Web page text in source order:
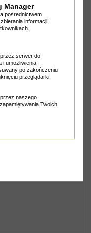
Manager
pośrednictwem
informacji
serwer do
i umożliwienia
po zakończeniu
przeglądarki.
naszego
Twoich
5CM 4.2G SS -